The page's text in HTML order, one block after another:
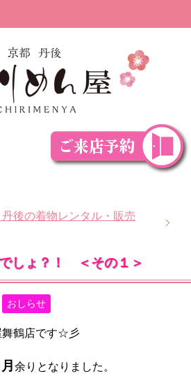
後の着物レンタル・販売
しょ？！ ＜その１＞
おしらせ
舞鶴店です☆彡
余りとなりました。